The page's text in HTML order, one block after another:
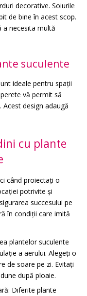
decorative. Soiurile
de bine în acest scop.
a necesita multă
suculente
ideale pentru spații
vă permit să
design adaugă
cu plante
când proiectați o
potrivite și
succesului pe
în condiții care imită
plantelor suculente
a aerului. Alegeți o
de soare pe zi. Evitați
după ploaie.
Diferite plante